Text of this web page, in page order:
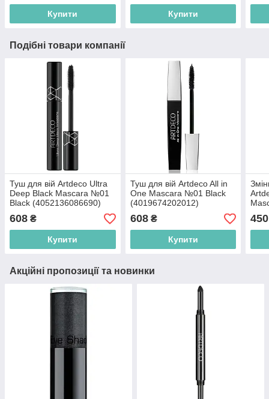
Купити Купити
Подібні товари компанії
Туш для вій Artdeco Ultra
Deep Black Mascara №01
Black (4052136086690)
608 ₴
Купити
Туш для вій Artdeco All in
One Mascara №01 Black
(4019674202012)
608₴
Купити
450
Акційні пропозиції та новинки